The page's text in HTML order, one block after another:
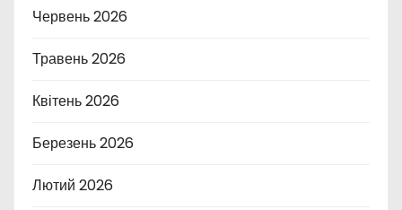
Червень 2026
Травень 2026
Квітень 2026
Березень 2026
Лютий 2026